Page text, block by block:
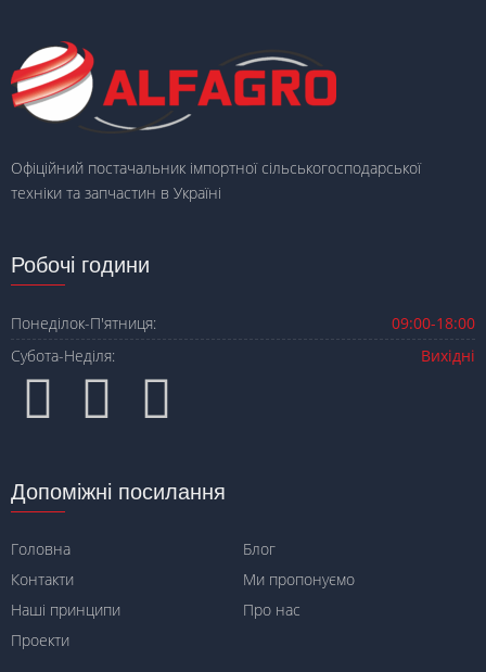
Офіційний постачальник імпортної сільськогосподарської
техніки та запчастин в Україні
Робочі години
Понеділок-П'ятниця:
09:00-18:00
Субота-Неділя:
Вихідні
Допоміжні посилання
Головна
Блог
Контакти
Ми пропонуємо
Наші принципи
Про нас
Проекти